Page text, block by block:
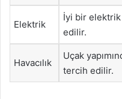
Elektrik
İyi bir
edilir.
Havacılık
Uçak
tercih edilir.